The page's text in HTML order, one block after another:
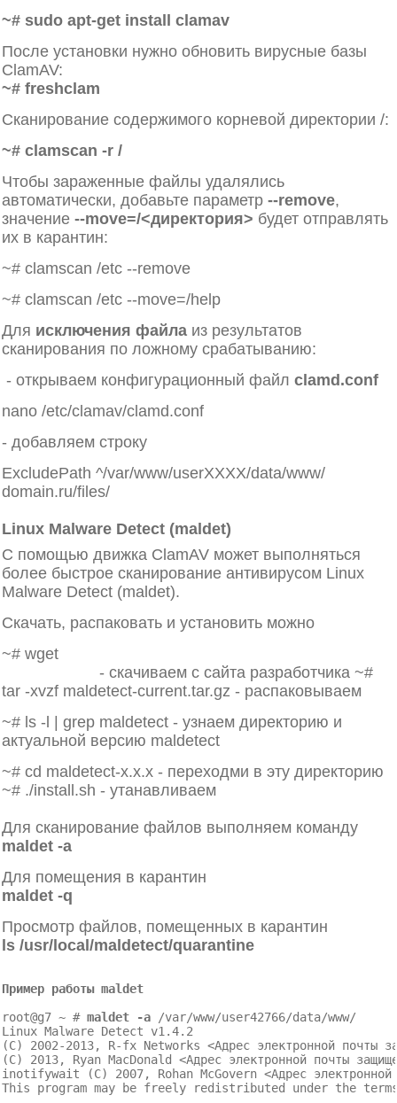
~# sudo apt-get install clamav
После установки нужно обновить вирусные базы
ClamAV:
~# freshclam
Cканирование содержимого корневой директории /:
~# clamscan -r /
Чтобы зараженные файлы удалялись
автоматически, добавьте параметр --remove,
значение --move=/<директория> будет отправлять
их в карантин:
~# clamscan /etc --remove
~# clamscan /etc --move=/help
Для исключения файла из результатов
сканирования по ложному срабатыванию:
- открываем конфигурационный файл clamd.conf
nano /etc/clamav/clamd.conf
- добавляем строку
ExcludePath ^/var/www/userXXXX/data/www/
domain.ru/files/
Linux Malware Detect (maldet)
C помощью движка ClamAV может выполняться
более быстрое сканирование антивирусом Linux
Malware Detect (maldet).
Скачать, распаковать и установить можно
~# wget
- скачиваем с сайта разработчика ~#
tar -xvzf maldetect-current.tar.gz - распаковываем
~# ls -l | grep maldetect - узнаем директорию и
актуальной версию maldetect
~# cd maldetect-x.x.x - переходми в эту директорию
~# ./install.sh - утанавливаем
Для сканирование файлов выполняем команду
maldet -a
Для помещения в карантин
maldet -q
Просмотр файлов, помещенных в карантин
ls /usr/local/maldetect/quarantine
Пример работы maldet
root@g7 ~ # maldet -a /var/www/user42766/data/www/
Linux Malware Detect v1.4.2
(C) 2002-2013, R-fx Networks <Адрес электронной почты
(C) 2013, Ryan MacDonald <Адрес электронной почты
inotifywait (C) 2007, Rohan McGovern <Адрес
This program may be freely redistributed under the terms